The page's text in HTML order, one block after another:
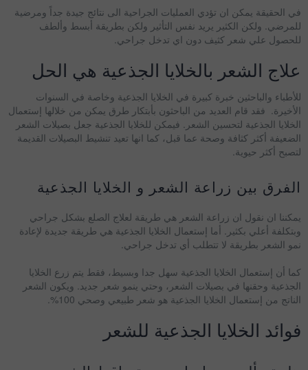
في الحقيقة يمكن ان تؤدي العمليات الجراحية الى نتائج جيدة جداً ومرضية
للمرضي. ولكن الكثير يريد نفس التأثير ولكن بطريقة أبسط وألطف
للحصول علي شعر كثيف دون اي تدخل جراحي.
علاج الشعر بالخلايا الجذعية هي الحل
للأطباء والباحثين خبرة كبيرة في الخلايا الجذعية وخاصة في السنوات
الأخيرة. فقد قام العديد من الباحثون بأبتكار طرق يمكن من خلالها إستعمال
الخلايا الجذعية لتحسين الشعر. فيمكن للخلايا الجذعية جعل بصيلات الشعر
الضعيفة أكثر كثافة وصحة عما قبل، كما انها تعيد تنشيط البصيلات القديمة
لتصبح أكثر حيوية.
الفرق بين زراعة الشعر و الخلايا الجذعية
يمكننا ان نقول ان زراعة الشعر هي طريقة لعلاج الصلع بشكل جراحي
وبتكلفة أعلي بكثير. أما إستعمال الخلايا الجذعية هي طريقة جديدة لإعادة
نمو الشعر بطريقة لا تتطلب أي تدخل جراحي.
كما أن إستعمال الخلايا الجذعية سهل جدا وبسيط، فقط يتم زرع الخلايا
الجذعية وحقنها في بصيلات الشعر، وحتي ينمو شعر جديد. ويكون الشعر
الناتج من إستعمال الخلايا الجذعية هو شعر طبيعي وصحي 100%.
فوائد الخلايا الجذعية للشعر